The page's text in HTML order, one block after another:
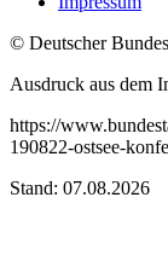
© Deutscher
Ausdruck aus dem
https://
190822-ostsee-
Stand: 07.08.2026